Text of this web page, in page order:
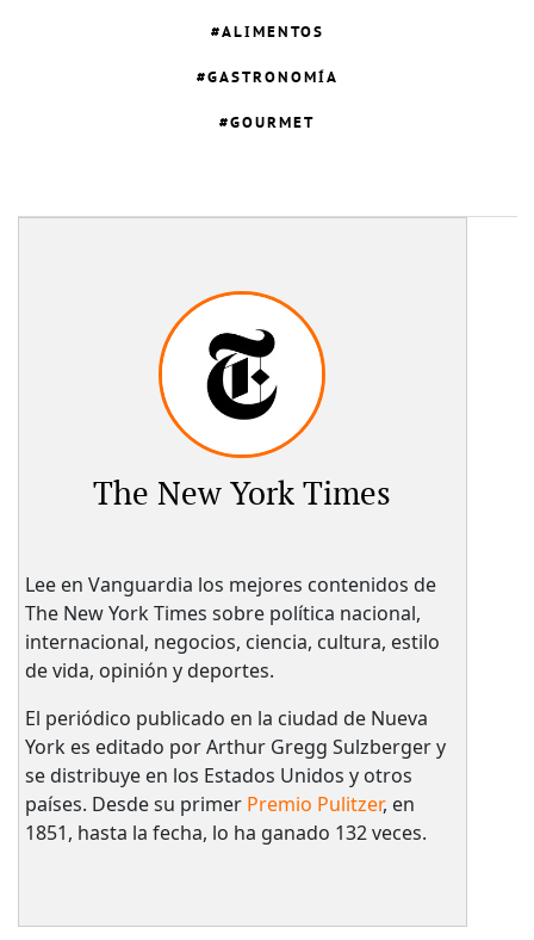
ALIMENTOS
GASTRONOMÍA
GOURMET
The New York Times
Lee en Vanguardia los mejores contenidos de
The New York Times sobre política nacional,
internacional, negocios, ciencia, cultura, estilo
de vida, opinión y deportes.
El periódico publicado en la ciudad de Nueva
York es editado por Arthur Gregg Sulzberger y
se distribuye en los Estados Unidos y otros
países. Desde su primer Premio Pulitzer, en
1851, hasta la fecha, lo ha ganado 132 veces.